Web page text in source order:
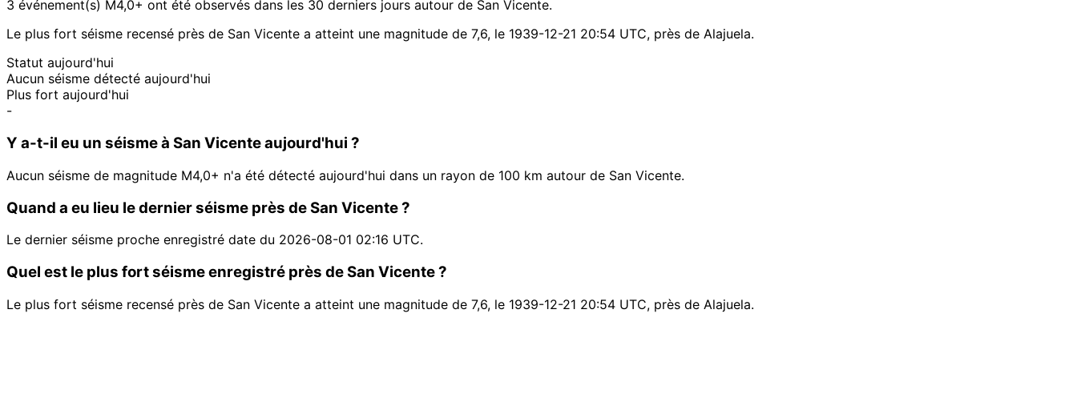
3 événement(s) M4,0+ ont été observés dans les 30 derniers jours autour de San Vicente.
Le plus fort séisme recensé près de San Vicente a atteint une magnitude de 7,6, le 1939-12-21 20:54 UTC, près de Alajuela.
Statut aujourd'hui
Aucun séisme détecté aujourd'hui
Plus fort aujourd'hui
-
Y a-t-il eu un séisme à San Vicente aujourd'hui ?
Aucun séisme de magnitude M4,0+ n'a été détecté aujourd'hui dans un rayon de 100 km autour de San Vicente.
Quand a eu lieu le dernier séisme près de San Vicente ?
Le dernier séisme proche enregistré date du 2026-08-01 02:16 UTC.
Quel est le plus fort séisme enregistré près de San Vicente ?
Le plus fort séisme recensé près de San Vicente a atteint une magnitude de 7,6, le 1939-12-21 20:54 UTC, près de Alajuela.